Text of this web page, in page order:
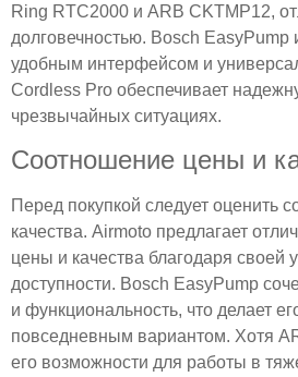
Ring RTC2000 и ARB CKTMP12,
долговечностью. Bosch EasyPump
удобным интерфейсом и
Cordless Pro обеспечивает
чрезвычайных ситуациях.
Соотношение цены и
Перед покупкой следует оценить
качества. Airmoto предлагает
цены и качества благодаря своей
доступности. Bosch EasyPump
и функциональность, что делает
повседневным вариантом. Хотя
его возможности для работы в